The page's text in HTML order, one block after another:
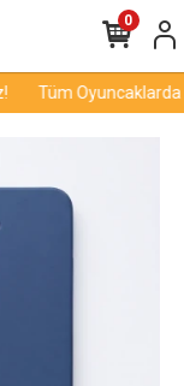
Tüm Oyuncaklarda
0